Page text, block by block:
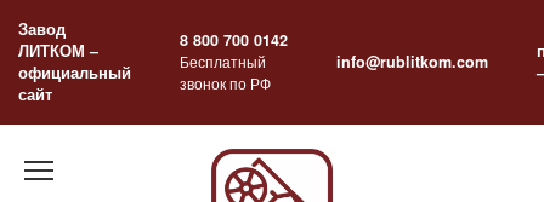
содержанию
Завод
ЛИТКОМ –
официальный
сайт
8 800 700 0142
Бесплатный
звонок по РФ
info@rublitkom.com